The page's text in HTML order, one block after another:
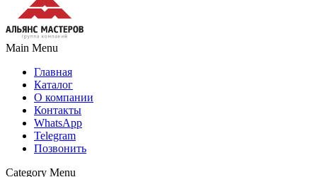
Main Menu
Главная
Каталог
О компании
Контакты
WhatsApp
Telegram
Позвонить
Category Menu